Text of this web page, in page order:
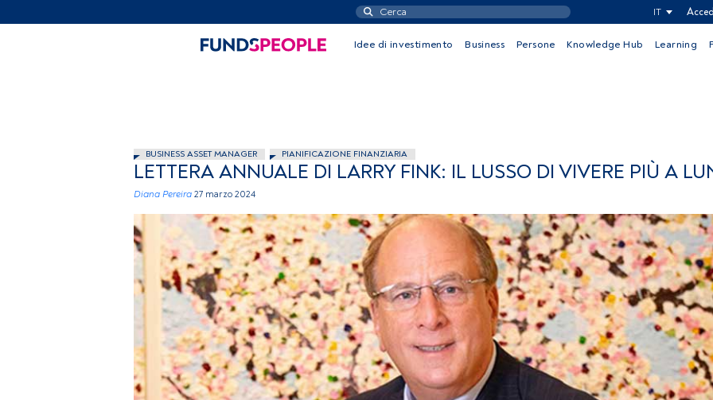
IT
Idee di investimento Business Persone Knowledge Hub Learning
BUSINESS ASSET MANAGER PIANIFICAZIONE FINANZIARIA
LETTERA ANNUALE DI LARRY FINK: IL LUSSO DI VIVERE PIÙ A
Diana Pereira 27 marzo 2024